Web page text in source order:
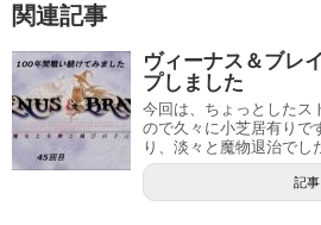
関連記事
ヴィーナス＆ブレ
プしました
今回は、ちょっとしたス
ので久々に小芝居有りで
り、淡々と魔物退治でし
記